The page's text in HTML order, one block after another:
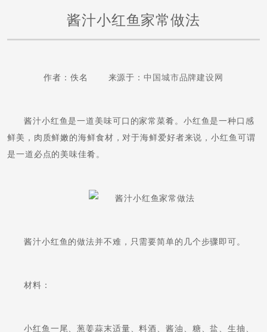
酱汁小红鱼家常做法
作者：佚名 来源于：中国城市品牌建设网
酱汁小红鱼是一道美味可口的家常菜肴。小红鱼是一种口感
鲜美，肉质鲜嫩的海鲜食材，对于海鲜爱好者来说，小红鱼可谓
是一道必点的美味佳肴。
酱汁小红鱼的做法并不难，只需要简单的几个步骤即可。
材料：
小红鱼一尾、葱姜蒜末适量、料酒、酱油、糖、盐、生抽、